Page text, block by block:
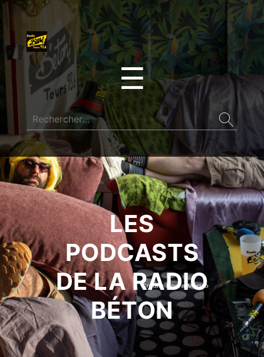
☰
LES
PODCASTS
DE LA RADIO
BÉTON